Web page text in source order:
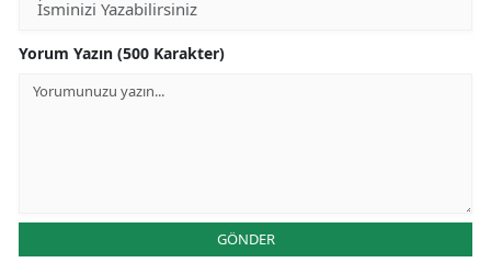
Yorum Yazın (500 Karakter)
GÖNDER